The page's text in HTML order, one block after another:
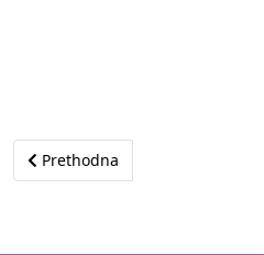
Prethodni članak: Akcija je istekla
Prethodna